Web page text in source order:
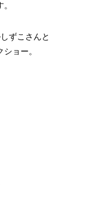
ずこさんと
ョー。